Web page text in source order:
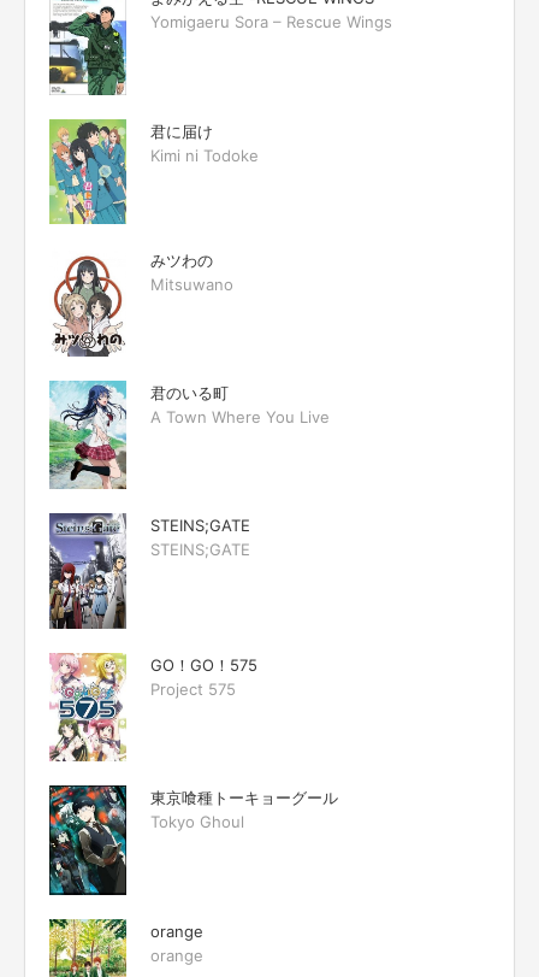
Yomigaeru Sora – Rescue Wings
君に届け
Kimi ni Todoke
みツわの
Mitsuwano
君のいる町
A Town Where You Live
STEINS;GATE
STEINS;GATE
GO！GO！575
Project 575
東京喰種トーキョーグール
Tokyo Ghoul
orange
orange